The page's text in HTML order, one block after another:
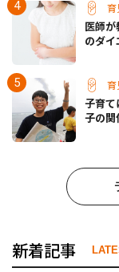
育
医師
のダ
育
子育て
子の関
新着記事